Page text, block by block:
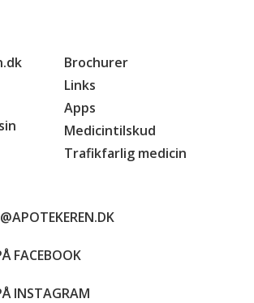
Brochurer
Links
Apps
Medicintilskud
Trafikfarlig medicin
FACEBOOK
INSTAGRAM